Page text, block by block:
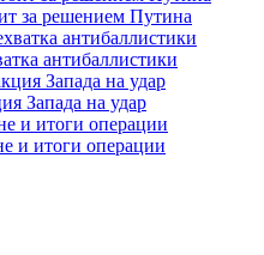
за решением Путина
антибаллистики
Запада на удар
и итоги операции